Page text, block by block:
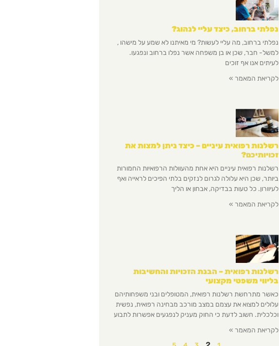
נפלתי ברחוב, כיצד עליי לנהוג?
נפלתי ברחוב, מה עליי לעשות? מי מאיתנו לא שמע על מישהו ,
למשל- חבר, שכן או בן משפחה אשר נפלו ברחוב ונפגעו.
לעיתים אנו אף זוכים
לקריאת המאמר »
רשלנות רפואית עיניים – כיצד ניתן למצות את
זכויותיכם?
רשלנות רפואית עיניים היא אחת מהעוולות הרפואיות החמורות
ביותר, שכן היא עלולה לגרום לנזקים בלתי הפיכים לראייה ואף
לעיוורון. כל טעות בבדיקה, אבחון או הליך
לקריאת המאמר »
רשלנות רפואית – הבנת הזכויות והחשיבות
בליווי משפטי מקצועי
כאשר מתרחשת רשלנות רפואית, המטופלים ובני משפחותיהם
עלולים למצוא את עצמם במצב מורכב מבחינה רפואית, נפשית
וכלכלית. חשוב לדעת כי החוק מעניק לנפגעים אפשרות לתבוע
לקריאת המאמר »